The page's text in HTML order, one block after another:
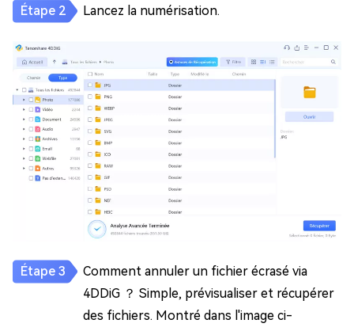
Lancez la numérisation.
Comment annuler un fichier écrasé via
4DDiG ？ Simple, prévisualiser et récupérer
des fichiers. Montré dans l'image ci-